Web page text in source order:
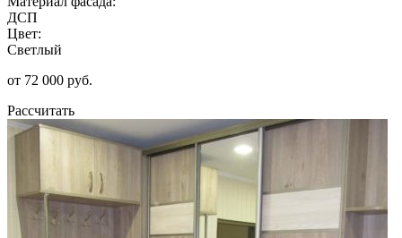
ДСП
Цвет:
Светлый
от 72 000 руб.
Рассчитать